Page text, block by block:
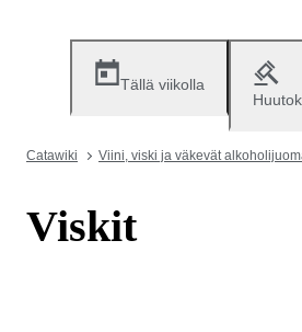
Tällä viikolla
Catawiki Viini, viski ja väkevät
Viskit